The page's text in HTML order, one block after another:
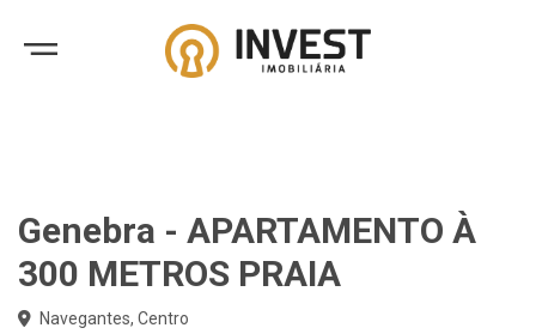
Genebra - APARTAMENTO À
300 METROS PRAIA
Navegantes, Centro